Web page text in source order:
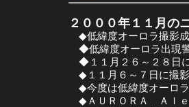
２０００年１１月の
◆低緯度オーロラ撮影
◆低緯度オーロラ出現
◆１１月２６～２８日
◆１１月６～７日に撮
◆今度は低緯度オーロ
◆ＡＵＲＯＲＡ Ａｌ